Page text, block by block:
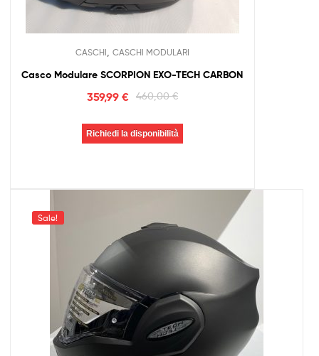
CASCHI CASCHI MODULARI
Casco Modulare SCORPION EXO-TECH CARBON
460,00€
359,99€
Richiedi la disponibilità
Sale!